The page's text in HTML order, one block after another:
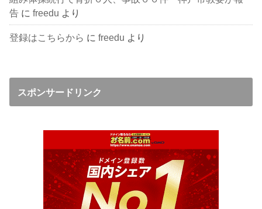
告 にfreedu より
登録はこちらから にfreedu より
スポンサードリンク